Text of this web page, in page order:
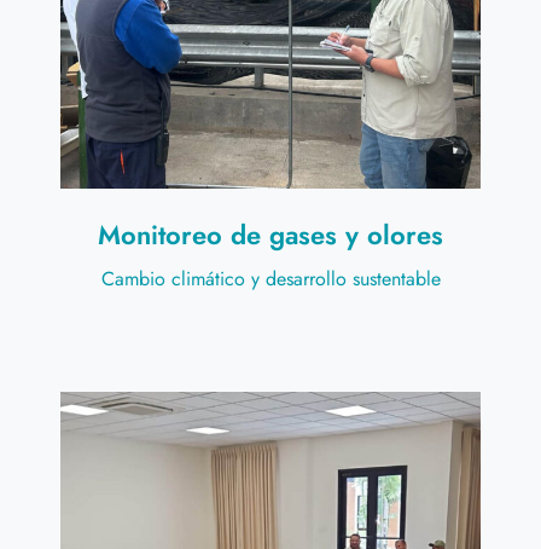
Monitoreo de gases y olores
Cambio climático y desarrollo sustentable